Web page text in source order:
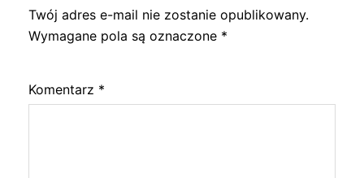
Twój adres e-mail nie zostanie opublikowany.
Wymagane pola są oznaczone *
Komentarz *